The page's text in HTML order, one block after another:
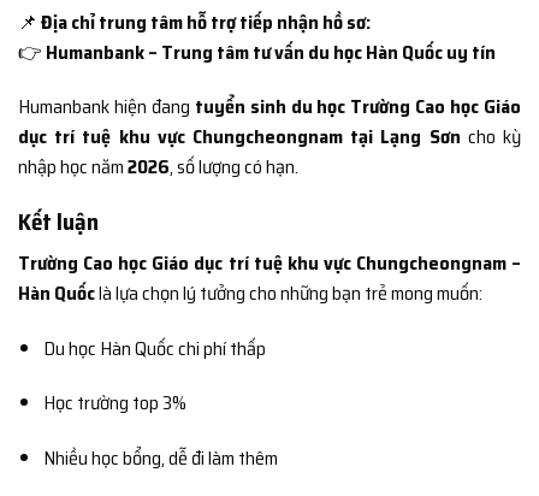
📌 Địa chỉ trung tâm hỗ trợ tiếp nhận hồ sơ:
👉 Humanbank – Trung tâm tư vấn du học Hàn Quốc uy tín
Humanbank hiện đang tuyển sinh du học Trường Cao học Giáo
dục trí tuệ khu vực Chungcheongnam tại Lạng Sơn cho kỳ
nhập học năm2026, số lượng có hạn.
Kết luận
Trường Cao học Giáo dục trí tuệ khu vực Chungcheongnam –
Hàn Quốclà lựa chọn lý tưởng cho những bạn trẻ mong muốn:
Du học Hàn Quốc chi phí thấp
Học trường top 3%
Nhiều học bổng, dễ đi làm thêm